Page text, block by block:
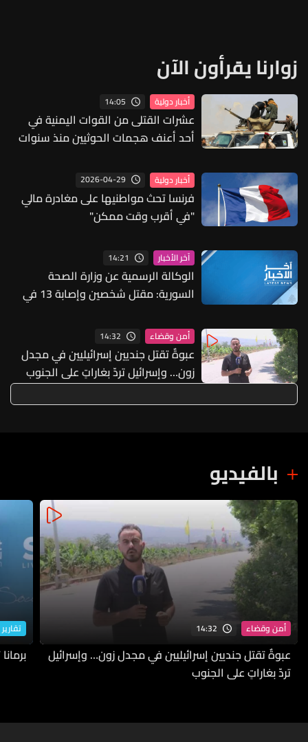
زوارنا يقرأون الآن
أخبار دولية 14:05
عشرات القتلى من القوات اليمنية في
أحد أعنف هجمات الحوثيين منذ سنوات
أخبار دولية 2026-04-29
فرنسا تحث مواطنيها على مغادرة مالي
"في أقرب وقت ممكن"
آخر الأخبار 14:21
الوكالة الرسمية عن وزارة الصحة
السورية: مقتل شخصين وإصابة 13 في
أمن وقضاء 14:32
عبوةٌ تقتل جنديين إسرائيليين في مجدل
زون… وإسرائيل تردّ بغاراتٍ على الجنوب
بالفيديو
أمن وقضاء 14:32
عبوةٌ تقتل جنديين إسرائيليين في مجدل زون… وإسرائيل
تردّ بغاراتٍ على الجنوب